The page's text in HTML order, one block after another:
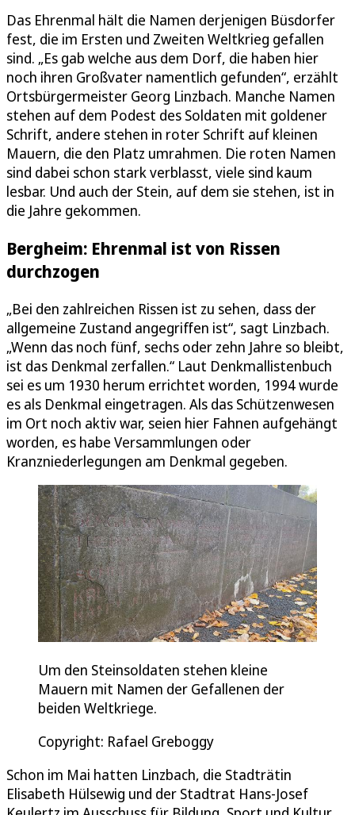
Das Ehrenmal hält die Namen derjenigen Büsdorfer
fest, die im Ersten und Zweiten Weltkrieg gefallen
sind. „Es gab welche aus dem Dorf, die haben hier
noch ihren Großvater namentlich gefunden“, erzählt
Ortsbürgermeister Georg Linzbach. Manche Namen
stehen auf dem Podest des Soldaten mit goldener
Schrift, andere stehen in roter Schrift auf kleinen
Mauern, die den Platz umrahmen. Die roten Namen
sind dabei schon stark verblasst, viele sind kaum
lesbar. Und auch der Stein, auf dem sie stehen, ist in
die Jahre gekommen.
Bergheim: Ehrenmal ist von Rissen
durchzogen
„Bei den zahlreichen Rissen ist zu sehen, dass der
allgemeine Zustand angegriffen ist“, sagt Linzbach.
„Wenn das noch fünf, sechs oder zehn Jahre so bleibt,
ist das Denkmal zerfallen.“ Laut Denkmallistenbuch
sei es um 1930 herum errichtet worden, 1994 wurde
es als Denkmal eingetragen. Als das Schützenwesen
im Ort noch aktiv war, seien hier Fahnen aufgehängt
worden, es habe Versammlungen oder
Kranzniederlegungen am Denkmal gegeben.
Um den Steinsoldaten stehen kleine
Mauern mit Namen der Gefallenen der
beiden Weltkriege.
Copyright: Rafael Greboggy
Schon im Mai hatten Linzbach, die Stadträtin
Elisabeth Hülsewig und der Stadtrat Hans-Josef